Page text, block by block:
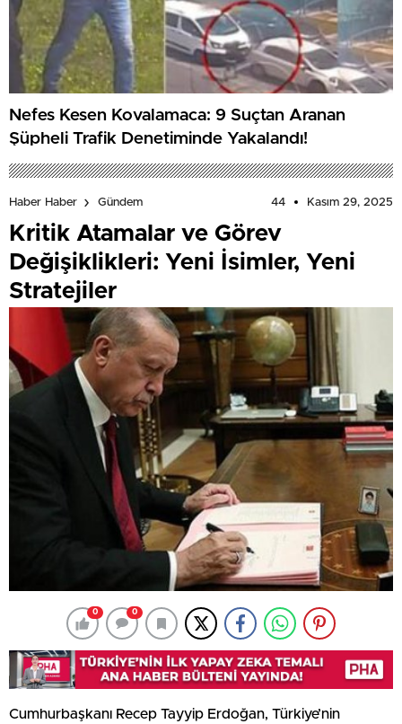
Nefes Kesen Kovalamaca: 9 Suçtan Aranan
Şüpheli Trafik Denetiminde Yakalandı!
Haber Haber Gündem 44 Kasım 29, 2025
Kritik Atamalar ve Görev
Değişiklikleri: Yeni İsimler, Yeni
Stratejiler
0 0
Cumhurbaşkanı Recep Tayyip Erdoğan, Türkiye’nin